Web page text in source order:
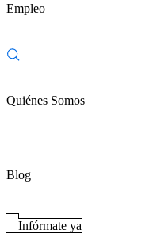
Empleo
Quiénes Somos
Blog
Infórmate ya